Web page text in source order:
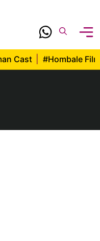
Cast #Hombale